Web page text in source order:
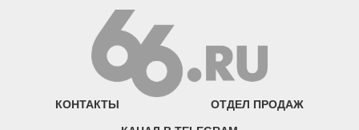
КОНТАКТЫ ОТДЕЛ ПРОДАЖ